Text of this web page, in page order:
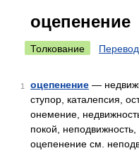
оцепенение
Толкование Перевод
1 оцепенение —
ступор, каталепсия,
онемение,
покой,
оцепенение см.